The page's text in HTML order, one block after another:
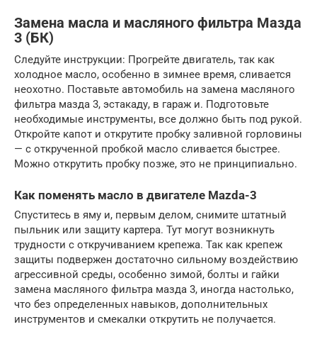
Замена масла и масляного фильтра Мазда
3 (БК)
Следуйте инструкции: Прогрейте двигатель, так как
холодное масло, особенно в зимнее время, сливается
неохотно. Поставьте автомобиль на замена масляного
фильтра мазда 3, эстакаду, в гараж и. Подготовьте
необходимые инструменты, все должно быть под рукой.
Откройте капот и открутите пробку заливной горловины
— с открученной пробкой масло сливается быстрее.
Можно открутить пробку позже, это не принципиально.
Как поменять масло в двигателе Mazda-3
Спуститесь в яму и, первым делом, снимите штатный
пыльник или защиту картера. Тут могут возникнуть
трудности с откручиванием крепежа. Так как крепеж
защиты подвержен достаточно сильному воздействию
агрессивной среды, особенно зимой, болты и гайки
замена масляного фильтра мазда 3, иногда настолько,
что без определенных навыков, дополнительных
инструментов и смекалки открутить не получается.